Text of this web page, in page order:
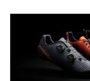
всеми
Вес (пары):